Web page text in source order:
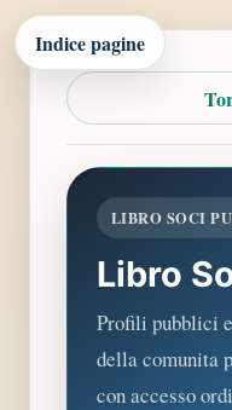
Indice pagine
LIBRO SOCI
Libro
Profili pubblici
della comunita
con accesso